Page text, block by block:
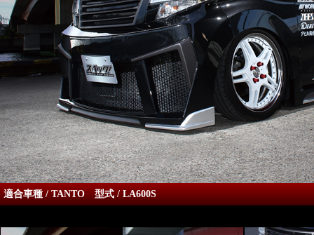
適合車種 / TANTO 型式 / LA600S